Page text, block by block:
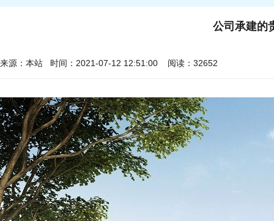
公司承建的
来源：本站 时间：2021-07-12 12:51:00 阅读：32652